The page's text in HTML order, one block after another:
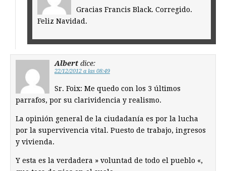
Gracias Francis Black. Corregido.
Feliz Navidad.
Albert dice:
22/12/2012 a las 08:49
Sr. Foix: Me quedo con los 3 últimos
parrafos, por su clarividencia y realismo.
La opinión general de la ciudadanía es por la lucha
por la supervivencia vital. Puesto de trabajo, ingresos
y vivienda.
Y esta es la verdadera » voluntad de todo el pueblo «,